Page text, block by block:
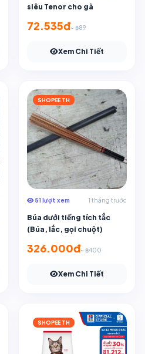
siêu Tenor cho gà
72.535đ~ ฿89
Xem Chi Tiết
SHOPEE TH
51 lượt xem 1 tháng trước
Búa dưới tiếng tích tắc
(Búa, lắc, gọi chuột)
326.000đ~ ฿400
Xem Chi Tiết
SHOPEE TH